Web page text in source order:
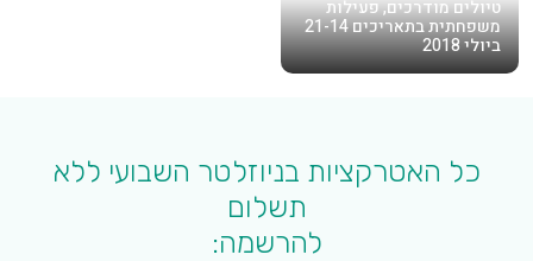
טיולים מודרכים, פעילות
משפחתית בתאריכים 21-14
ביולי 2018
כל האטרקציות בניוזלטר השבועי ללא
תשלום
להרשמה: